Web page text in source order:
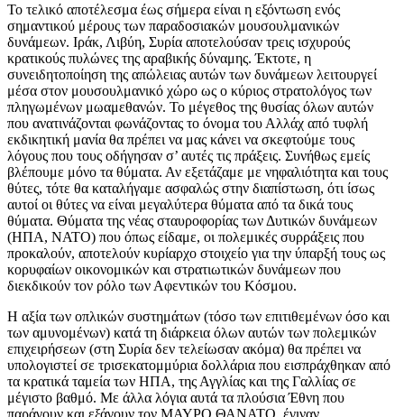
Το τελικό αποτέλεσμα έως σήμερα είναι η εξόντωση ενός
σημαντικού μέρους των παραδοσιακών μουσουλμανικών
δυνάμεων. Ιράκ, Λιβύη, Συρία αποτελούσαν τρεις ισχυρούς
κρατικούς πυλώνες της αραβικής δύναμης. Έκτοτε, η
συνειδητοποίηση της απώλειας αυτών των δυνάμεων λειτουργεί
μέσα στον μουσουλμανικό χώρο ως ο κύριος στρατολόγος των
πληγωμένων μωαμεθανών. Το μέγεθος της θυσίας όλων αυτών
που ανατινάζονται φωνάζοντας το όνομα του Αλλάχ από τυφλή
εκδικητική μανία θα πρέπει να μας κάνει να σκεφτούμε τους
λόγους που τους οδήγησαν σ’ αυτές τις πράξεις. Συνήθως εμείς
βλέπουμε μόνο τα θύματα. Αν εξετάζαμε με νηφαλιότητα και τους
θύτες, τότε θα καταλήγαμε ασφαλώς στην διαπίστωση, ότι ίσως
αυτοί οι θύτες να είναι μεγαλύτερα θύματα από τα δικά τους
θύματα. Θύματα της νέας σταυροφορίας των Δυτικών δυνάμεων
(ΗΠΑ, ΝΑΤΟ) που όπως είδαμε, οι πολεμικές συρράξεις που
προκαλούν, αποτελούν κυρίαρχο στοιχείο για την ύπαρξή τους ως
κορυφαίων οικονομικών και στρατιωτικών δυνάμεων που
διεκδικούν τον ρόλο των Αφεντικών του Κόσμου.
Η αξία των οπλικών συστημάτων (τόσο των επιτιθεμένων όσο και
των αμυνομένων) κατά τη διάρκεια όλων αυτών των πολεμικών
επιχειρήσεων (στη Συρία δεν τελείωσαν ακόμα) θα πρέπει να
υπολογιστεί σε τρισεκατομμύρια δολλάρια που εισπράχθηκαν από
τα κρατικά ταμεία των ΗΠΑ, της Αγγλίας και της Γαλλίας σε
μέγιστο βαθμό. Με άλλα λόγια αυτά τα πλούσια Έθνη που
παράγουν και εξάγουν τον ΜΑΥΡΟ ΘΑΝΑΤΟ, έγιναν